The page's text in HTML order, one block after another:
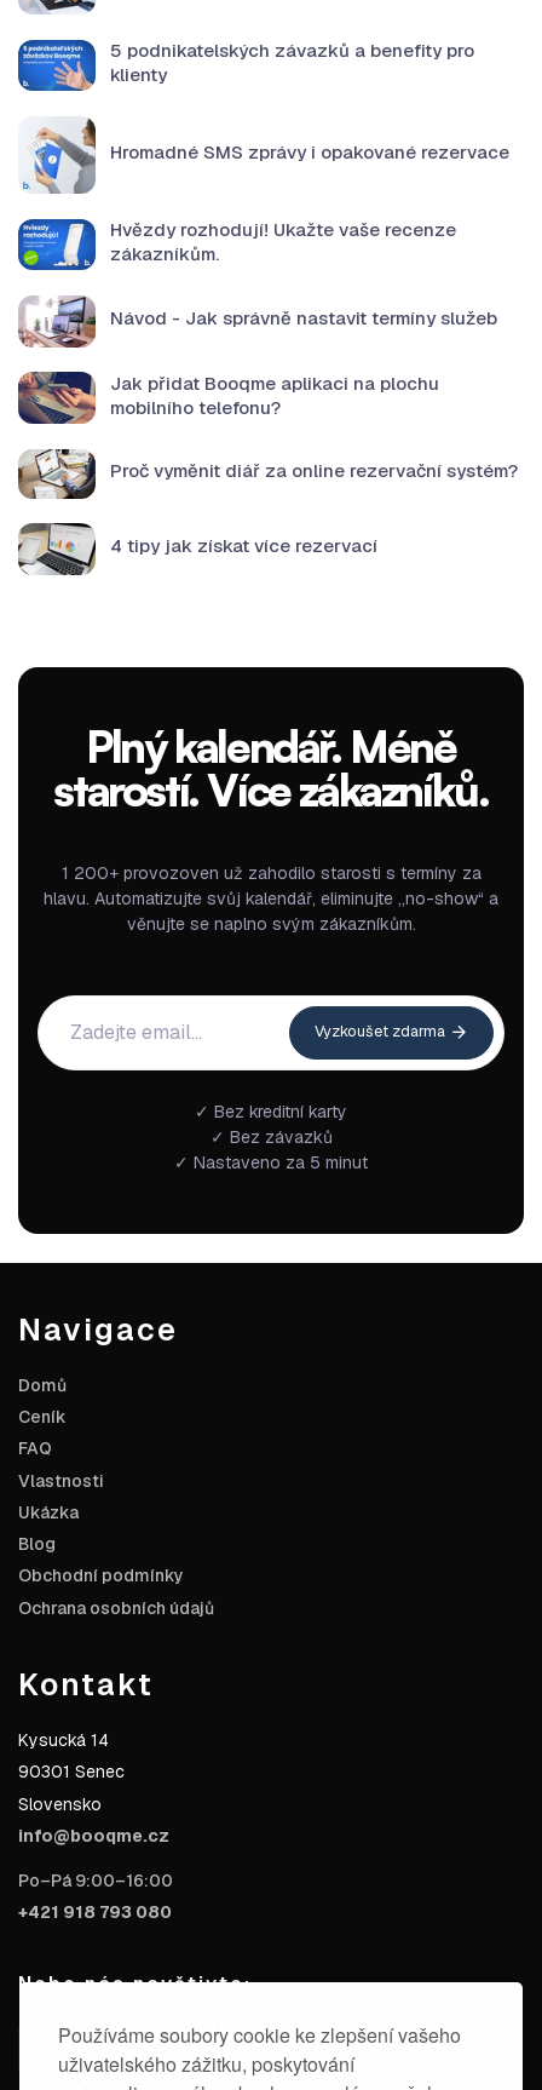
Používáme soubory cookie ke zlepšení vašeho
uživatelského zážitku, poskytování
5 podnikatelských závazků a benefity pro
klienty
Hromadné SMS zprávy i opakované rezervace
Hvězdy rozhodují! Ukažte vaše recenze
zákazníkům.
Návod - Jak správně nastavit termíny služeb
Jak přidat Booqme aplikaci na plochu
mobilního telefonu?
Proč vyměnit diář za online rezervační systém?
4 tipy jak získat více rezervací
Plný kalendář. Méně
starostí. Více zákazníků.
1 200+ provozoven už zahodilo starosti s termíny za
hlavu. Automatizujte svůj kalendář, eliminujte „no-show“ a
věnujte se naplno svým zákazníkům.
Vyzkoušet zdarma
✓ Bez kreditní karty
✓ Bez závazků
✓ Nastaveno za 5 minut
Navigace
Domů
Ceník
FAQ
Vlastnosti
Ukázka
Blog
Obchodní podmínky
Ochrana osobních údajů
Kontakt
Kysucká 14
90301 Senec
Slovensko
info@booqme.cz
Po–Pá 9:00–16:00
+421 918 793 080
Nebo nás navštivte: